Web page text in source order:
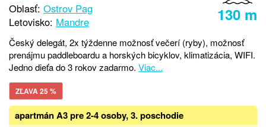
130 m
Oblasť: Ostrov Pag
Letovisko: Mandre
Český delegát, 2x týždenne možnosť večerí (ryby), možnosť
prenájmu paddleboardu a horských bicyklov, klimatizácia, WIFI.
Jedno dieťa do 3 rokov zadarmo. Viac...
ZĽAVA 25 %
apartmán A3 pre 2-4 osoby, 3. poschodie